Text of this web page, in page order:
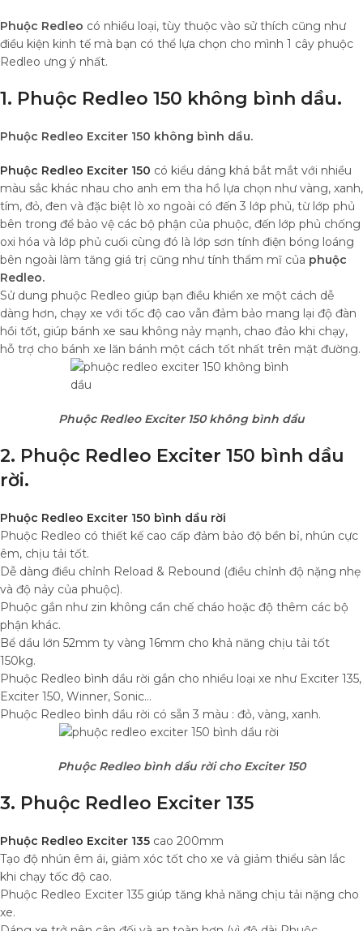
Phuộc Redleo có nhiều loại, tùy thuộc vào sử thích cũng như
điều kiện kinh tế mà bạn có thể lựa chọn cho mình 1 cây phuộc
Redleo ưng ý nhất.
1. Phuộc Redleo 150 không bình dầu.
Phuộc Redleo Exciter 150 không bình dầu.
Phuộc Redleo Exciter 150 có kiểu dáng khá bắt mắt với nhiều
màu sắc khác nhau cho anh em tha hồ lựa chọn như vàng, xanh,
tím, đỏ, đen và đặc biệt lò xo ngoài có đến 3 lớp phủ, từ lớp phủ
bên trong để bảo vệ các bộ phận của phuộc, đến lớp phủ chống
oxi hóa và lớp phủ cuối cùng đó là lớp sơn tính điện bóng loáng
bên ngoài làm tăng giá trị cũng như tính thẩm mĩ của phuộc
Redleo.
Sử dung phuộc Redleo giúp bạn điều khiển xe một cách dễ
dàng hơn, chạy xe với tốc độ cao vẫn đảm bảo mang lại độ đàn
hồi tốt, giúp bánh xe sau không nảy mạnh, chao đảo khi chạy,
hỗ trợ cho bánh xe lăn bánh một cách tốt nhất trên mặt đường.
Phuộc Redleo Exciter 150 không bình dầu
2. Phuộc Redleo Exciter 150 bình dầu
rời.
Phuộc Redleo Exciter 150 bình dầu rời
Phuộc Redleo có thiết kế cao cấp đảm bảo độ bền bỉ, nhún cực
êm, chịu tải tốt.
Dễ dàng điều chỉnh Reload & Rebound (điều chỉnh độ nặng nhẹ
và độ nảy của phuộc).
Phuộc gắn như zin không cần chế cháo hoặc độ thêm các bộ
phận khác.
Bể dầu lớn 52mm ty vàng 16mm cho khả năng chịu tải tốt
150kg.
Phuộc Redleo bình dầu rời gắn cho nhiều loại xe như Exciter 135,
Exciter 150, Winner, Sonic…
Phuộc Redleo bình dầu rời có sẵn 3 màu : đỏ, vàng, xanh.
Phuộc Redleo bình dầu rời cho Exciter 150
3. Phuộc Redleo Exciter 135
Phuộc Redleo Exciter 135 cao 200mm
Tạo độ nhún êm ái, giảm xóc tốt cho xe và giảm thiểu sàn lắc
khi chạy tốc độ cao.
Phuộc Redleo Exciter 135 giúp tăng khả năng chịu tải nặng cho
xe.